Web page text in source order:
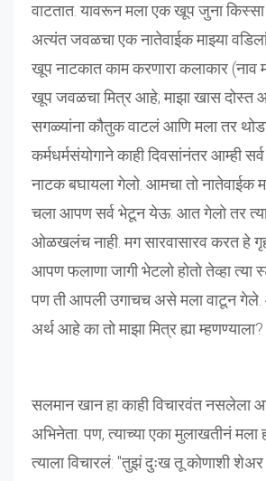
वाटतात. यावरून मला एक खूप जुना
अत्यंत जवळचा एक नातेवाईक माझ्या
खूप नाटकात काम करणारा कलाकार (नाव
खूप जवळचा मित्र आहे; माझा खास दोस्त
सगळ्यांना कौतुक वाटलं आणि मला तर
कर्मधर्मसंयोगाने काही दिवसांनंतर आम्ही
नाटक बघायला गेलो. आमचा तो नातेवाईक
चला आपण सर्व भेटून येऊ. आत गेलो तर त्या
ओळखलंच नाही. मग सारवासारव करत हे
आपण फलाणा जागी भेटलो होतो तेव्हा त्या
पण ती आपली उगाचच असे मला वाटून गेले.
अर्थ आहे का तो माझा मित्र ह्या म्हणण्याला?
सलमान खान हा काही विचारवंत नसलेला
अभिनेता. पण, त्याच्या एका मुलाखतीनं
त्याला विचारलं: "तुझं दुःख तू कोणाशी